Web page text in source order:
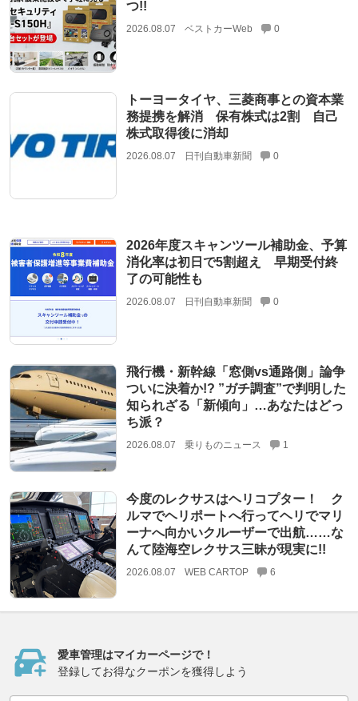
つ!!
2026.08.07 ベストカーWeb 0
トーヨータイヤ、三菱商事との資本業
務提携を解消 保有株式は2割 自己
株式取得後に消却
2026.08.07 日刊自動車新聞 0
2026年度スキャンツール補助金、予算
消化率は初日で5割超え 早期受付終
了の可能性も
2026.08.07 日刊自動車新聞 0
飛行機・新幹線「窓側vs通路側」論争
ついに決着か!? ”ガチ調査”で判明した
知られざる「新傾向」…あなたはどっ
ち派？
2026.08.07 乗りものニュース 1
今度のレクサスはヘリコプター！ ク
ルマでヘリポートへ行ってヘリでマリ
ーナへ向かいクルーザーで出航……な
んて陸海空レクサス三昧が現実に!!
2026.08.07 WEB CARTOP 6
愛車管理はマイカーページで！
登録してお得なクーポンを獲得しよう